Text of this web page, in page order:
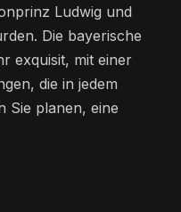
Ludwig und
Die bayerische
exquisit, mit einer
die in jedem
Sie planen, eine